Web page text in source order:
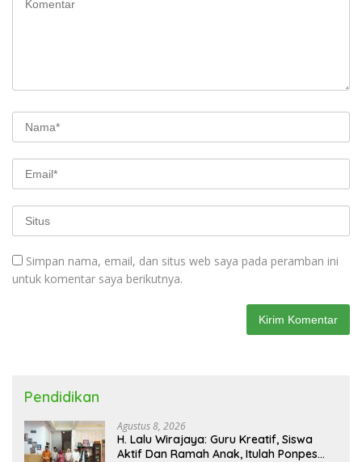
Simpan nama, email, dan situs web saya pada peramban ini
untuk komentar saya berikutnya.
Pendidikan
Agustus 8, 2026
H. Lalu Wirajaya: Guru Kreatif, Siswa
Aktif Dan Ramah Anak, Itulah Ponpes